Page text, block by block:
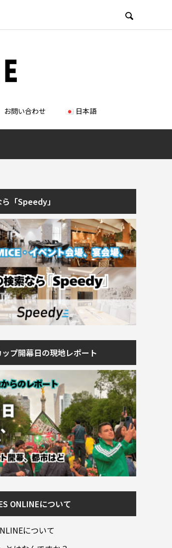

お問い合わせ 日本語
「Speedy」
プ開幕日の現地レポート
ONLINEについて
について